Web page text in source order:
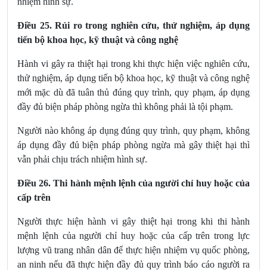
Điều 25. Rủi ro trong nghiên cứu, thử nghiệm, áp dụng
tiến bộ khoa học, kỹ thuật và công nghệ
Hành vi gây ra thiệt hại trong khi thực hiện việc nghiên cứu,
thử nghiệm, áp dụng tiến bộ khoa học, kỹ thuật và công nghệ
mới mặc dù đã tuân thủ đúng quy trình, quy phạm, áp dụng
đầy đủ biện pháp phòng ngừa thì không phải là tội phạm.
Người nào không áp dụng đúng quy trình, quy phạm, không
áp dụng đầy đủ biện pháp phòng ngừa mà gây thiệt hại thì
vẫn phải chịu trách nhiệm hình sự.
Điều 26. Thi hành mệnh lệnh của người chỉ huy hoặc của
cấp trên
Người thực hiện hành vi gây thiệt hại trong khi thi hành
mệnh lệnh của người chỉ huy hoặc của cấp trên trong lực
lượng vũ trang nhân dân để thực hiện nhiệm vụ quốc phòng,
an ninh nếu đã thực hiện đầy đủ quy trình báo cáo người ra